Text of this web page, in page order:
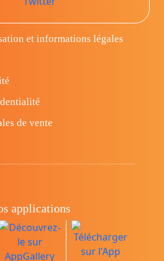
et informations légales
de vente
applications